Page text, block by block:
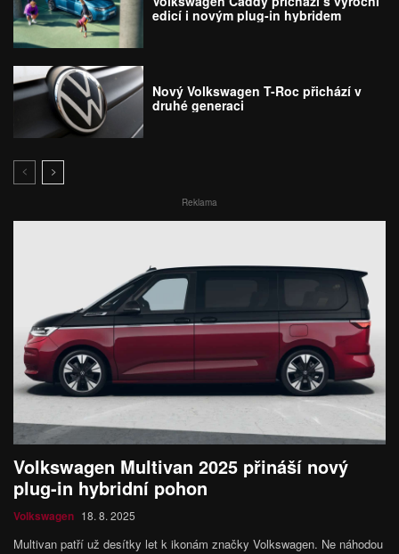
edicí i novým plug-in hybridem
Nový Volkswagen T-Roc přichází v
druhé generaci
Reklama
Volkswagen Multivan 2025 přináší nový
plug-in hybridní pohon
Volkswagen 18. 8. 2025
Multivan patří už desítky let k ikonám značky Volkswagen. Ne náhodou